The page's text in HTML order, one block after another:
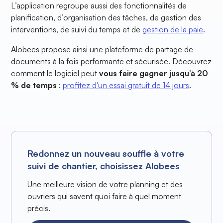
L’application regroupe aussi des fonctionnalités de
planification, d’organisation des tâches, de gestion des
interventions, de suivi du temps et de gestion de la paie.
Alobees propose ainsi une plateforme de partage de
documents à la fois performante et sécurisée. Découvrez
comment le logiciel peutvous faire gagner jusqu’à 20
% de temps :profitez d'un essai gratuit de 14 jours.
Redonnez un nouveau souffle à votre
suivi de chantier, choisissez Alobees
Une meilleure vision de votre planning et des
ouvriers qui savent quoi faire à quel moment
précis.